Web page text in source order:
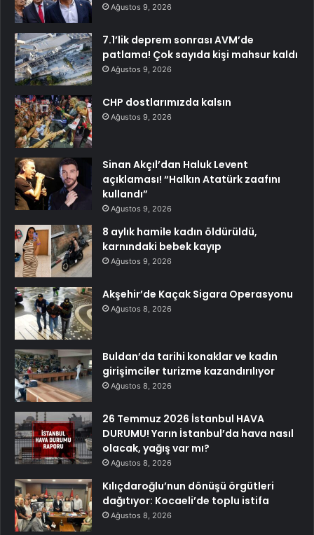
Ağustos 9, 2026
7.1’lik deprem sonrası AVM’de
patlama! Çok sayıda kişi mahsur kaldı
Ağustos 9, 2026
CHP dostlarımızda kalsın
Ağustos 9, 2026
Sinan Akçıl’dan Haluk Levent
açıklaması! “Halkın Atatürk zaafını
kullandı”
Ağustos 9, 2026
8 aylık hamile kadın öldürüldü,
karnındaki bebek kayıp
Ağustos 9, 2026
Akşehir’de Kaçak Sigara Operasyonu
Ağustos 8, 2026
Buldan’da tarihi konaklar ve kadın
girişimciler turizme kazandırılıyor
Ağustos 8, 2026
26 Temmuz 2026 İstanbul HAVA
DURUMU! Yarın İstanbul’da hava nasıl
olacak, yağış var mı?
Ağustos 8, 2026
Kılıçdaroğlu’nun dönüşü örgütleri
dağıtıyor: Kocaeli’de toplu istifa
Ağustos 8, 2026